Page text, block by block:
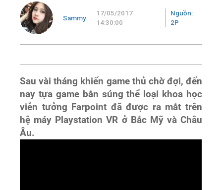
Sammy
17/05/2017
14:30:00
Nguồn:
2P
Sau vài tháng khiến game thủ chờ đợi, đến
nay tựa game bắn súng thể loại khoa học
viễn tưởng Farpoint đã được ra mắt trên
hệ máy Playstation VR ở Bắc Mỹ và Châu
Âu.